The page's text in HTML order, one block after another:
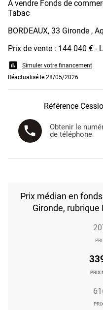
A vendre Fonds de
Tabac
BORDEAUX, 33 Gironde ,
Prix de vente : 144 040 € -
assessment
Simuler votre financement
Réactualisé le 28/05/2026
Référence
phone
Obtenir le
de téléphone
Prix médian en
Gironde, rubrique
PRIX